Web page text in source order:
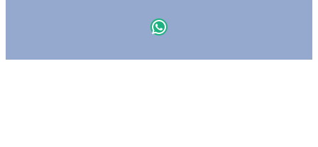
WhatsApp